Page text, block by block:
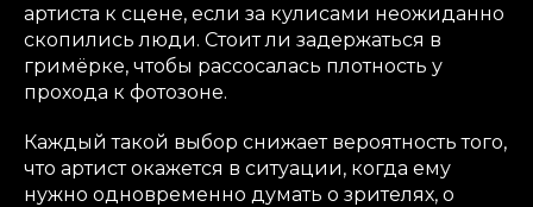
артиста к сцене, если за кулисами неожиданно
скопились люди. Стоит ли задержаться в
гримёрке, чтобы рассосалась плотность у
прохода к фотозоне.
Каждый такой выбор снижает вероятность того,
что артист окажется в ситуации, когда ему
нужно одновременно думать о зрителях, о